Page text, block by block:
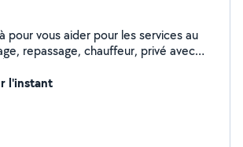
pour vous aider pour les services au
repassage, chauffeur, privé avec
domicile
l'instant